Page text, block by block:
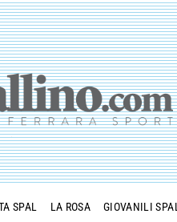
SPAL LA ROSA GIOVANILI SPAL